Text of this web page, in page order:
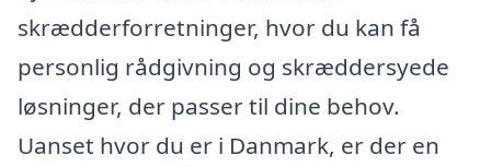
skrædderforretninger, hvor du kan få
personlig rådgivning og skræddersyede
løsninger, der passer til dine behov.
Uanset hvor du er i Danmark, er der en